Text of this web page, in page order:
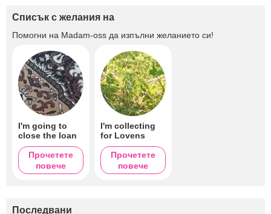
Списък с желания на
Помогни на Madam-oss да изпълни желанието си!
I'm going to
close the loan
Прочетете
повече
I'm collecting
for Lovens
Прочетете
повече
Последвани